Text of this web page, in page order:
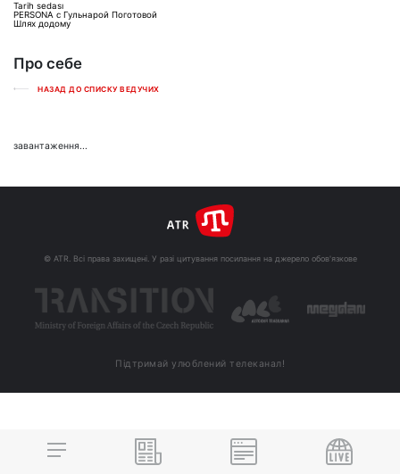
Tarih sedası
PERSONA с Гульнарой Поготовой
Шлях додому
Про себе
НАЗАД ДО СПИСКУ ВЕДУЧИХ
завантаження...
© ATR. Всі права захищені. У разі цитування посилання на джерело обов'язкове
Підтримай улюблений телеканал!